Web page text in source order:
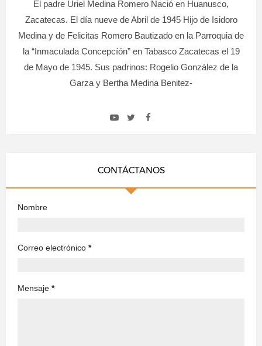
El padre Uriel Medina Romero Nació en Huanusco,
Zacatecas. El día nueve de Abril de 1945 Hijo de Isidoro
Medina y de Felicitas Romero Bautizado en la Parroquia de
la “Inmaculada Concepcíón” en Tabasco Zacatecas el 19
de Mayo de 1945. Sus padrinos: Rogelio González de la
Garza y Bertha Medina Benitez-
CONTÁCTANOS
Nombre
Correo electrónico *
Mensaje *